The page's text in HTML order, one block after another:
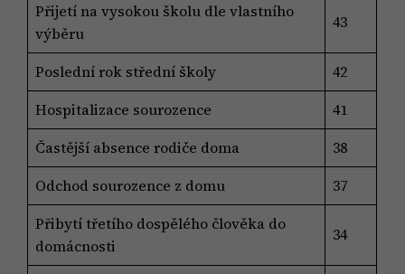
Přijetí na vysokou školu dle vlastního
výběru
43
Poslední rok střední školy
42
Hospitalizace sourozence
41
Častější absence rodiče doma
38
Odchod sourozence z domu
37
Přibytí třetího dospělého člověka do
domácnosti
34